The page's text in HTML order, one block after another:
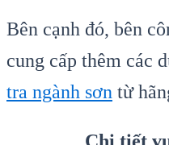
Bên cạnh đó, bên
cung cấp thêm các
tra ngành sơn từ